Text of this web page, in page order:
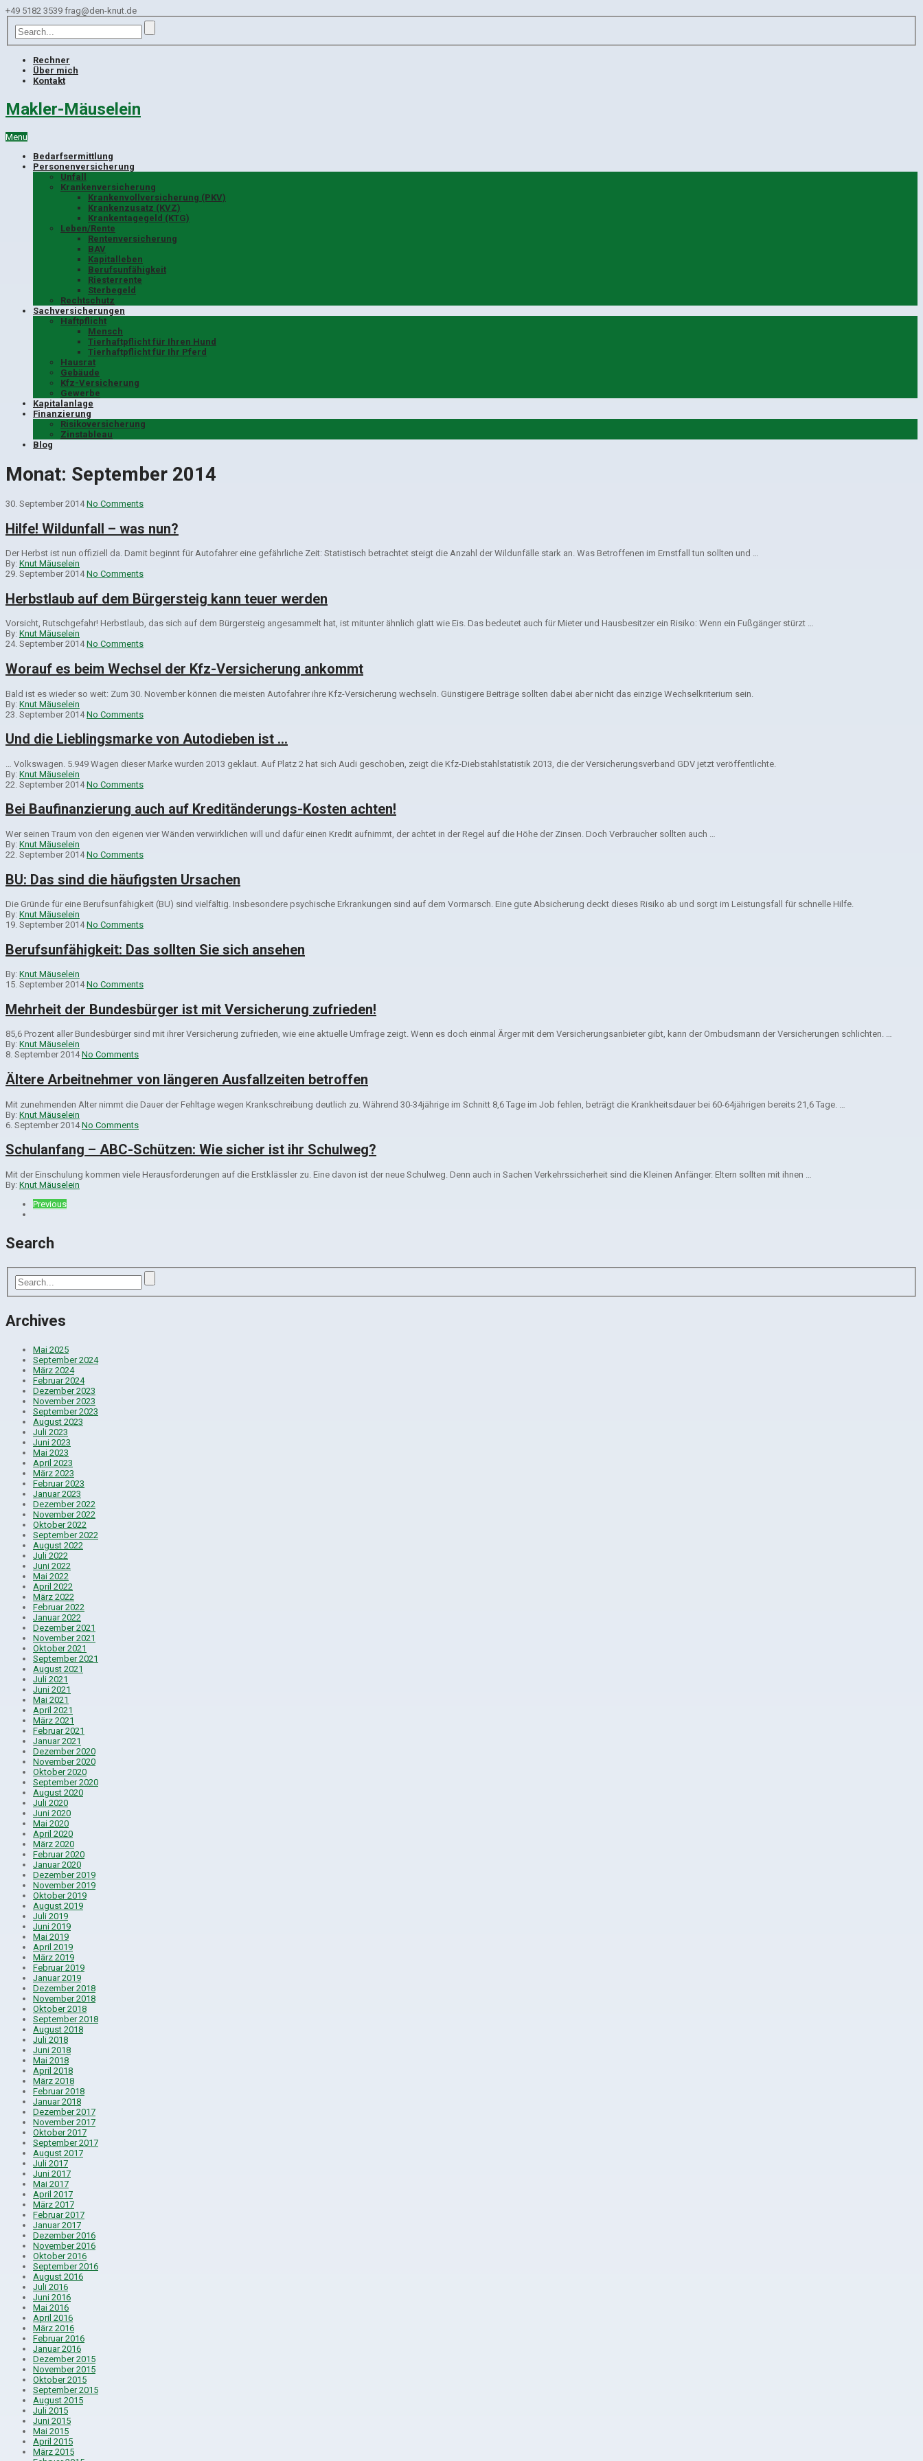
+49 5182 3539 frag@den-knut.de
Rechner
Über mich
Kontakt
Makler-Mäuselein
Menu
Bedarfsermittlung
Personenversicherung
Unfall
Krankenversicherung
Krankenvollversicherung (PKV)
Krankenzusatz (KVZ)
Krankentagegeld (KTG)
Leben/Rente
Rentenversicherung
BAV
Kapitalleben
Berufsunfähigkeit
Riesterrente
Sterbegeld
Rechtschutz
Sachversicherungen
Haftpflicht
Mensch
Tierhaftpflicht für Ihren Hund
Tierhaftpflicht für Ihr Pferd
Hausrat
Gebäude
Kfz-Versicherung
Gewerbe
Kapitalanlage
Finanzierung
Risikoversicherung
Zinstableau
Blog
Monat: September 2014
30. September 2014 No Comments
Hilfe! Wildunfall – was nun?
Der Herbst ist nun offiziell da. Damit beginnt für Autofahrer eine gefährliche Zeit: Statistisch betrachtet steigt die Anzahl der Wildunfälle stark an. Was Betroffenen im Ernstfall tun sollten und …
By: Knut Mäuselein
29. September 2014 No Comments
Herbstlaub auf dem Bürgersteig kann teuer werden
Vorsicht, Rutschgefahr! Herbstlaub, das sich auf dem Bürgersteig angesammelt hat, ist mitunter ähnlich glatt wie Eis. Das bedeutet auch für Mieter und Hausbesitzer ein Risiko: Wenn ein Fußgänger stürzt …
By: Knut Mäuselein
24. September 2014 No Comments
Worauf es beim Wechsel der Kfz-Versicherung ankommt
Bald ist es wieder so weit: Zum 30. November können die meisten Autofahrer ihre Kfz-Versicherung wechseln. Günstigere Beiträge sollten dabei aber nicht das einzige Wechselkriterium sein.
By: Knut Mäuselein
23. September 2014 No Comments
Und die Lieblingsmarke von Autodieben ist …
… Volkswagen. 5.949 Wagen dieser Marke wurden 2013 geklaut. Auf Platz 2 hat sich Audi geschoben, zeigt die Kfz-Diebstahlstatistik 2013, die der Versicherungsverband GDV jetzt veröffentlichte.
By: Knut Mäuselein
22. September 2014 No Comments
Bei Baufinanzierung auch auf Kreditänderungs-Kosten achten!
Wer seinen Traum von den eigenen vier Wänden verwirklichen will und dafür einen Kredit aufnimmt, der achtet in der Regel auf die Höhe der Zinsen. Doch Verbraucher sollten auch …
By: Knut Mäuselein
22. September 2014 No Comments
BU: Das sind die häufigsten Ursachen
Die Gründe für eine Berufsunfähigkeit (BU) sind vielfältig. Insbesondere psychische Erkrankungen sind auf dem Vormarsch. Eine gute Absicherung deckt dieses Risiko ab und sorgt im Leistungsfall für schnelle Hilfe.
By: Knut Mäuselein
19. September 2014 No Comments
Berufsunfähigkeit: Das sollten Sie sich ansehen
By: Knut Mäuselein
15. September 2014 No Comments
Mehrheit der Bundesbürger ist mit Versicherung zufrieden!
85,6 Prozent aller Bundesbürger sind mit ihrer Versicherung zufrieden, wie eine aktuelle Umfrage zeigt. Wenn es doch einmal Ärger mit dem Versicherungsanbieter gibt, kann der Ombudsmann der Versicherungen schlichten. …
By: Knut Mäuselein
8. September 2014 No Comments
Ältere Arbeitnehmer von längeren Ausfallzeiten betroffen
Mit zunehmenden Alter nimmt die Dauer der Fehltage wegen Krankschreibung deutlich zu. Während 30-34jährige im Schnitt 8,6 Tage im Job fehlen, beträgt die Krankheitsdauer bei 60-64jährigen bereits 21,6 Tage. …
By: Knut Mäuselein
6. September 2014 No Comments
Schulanfang – ABC-Schützen: Wie sicher ist ihr Schulweg?
Mit der Einschulung kommen viele Herausforderungen auf die Erstklässler zu. Eine davon ist der neue Schulweg. Denn auch in Sachen Verkehrssicherheit sind die Kleinen Anfänger. Eltern sollten mit ihnen …
By: Knut Mäuselein
Previous
Search
Archives
Mai 2025
September 2024
März 2024
Februar 2024
Dezember 2023
November 2023
September 2023
August 2023
Juli 2023
Juni 2023
Mai 2023
April 2023
März 2023
Februar 2023
Januar 2023
Dezember 2022
November 2022
Oktober 2022
September 2022
August 2022
Juli 2022
Juni 2022
Mai 2022
April 2022
März 2022
Februar 2022
Januar 2022
Dezember 2021
November 2021
Oktober 2021
September 2021
August 2021
Juli 2021
Juni 2021
Mai 2021
April 2021
März 2021
Februar 2021
Januar 2021
Dezember 2020
November 2020
Oktober 2020
September 2020
August 2020
Juli 2020
Juni 2020
Mai 2020
April 2020
März 2020
Februar 2020
Januar 2020
Dezember 2019
November 2019
Oktober 2019
August 2019
Juli 2019
Juni 2019
Mai 2019
April 2019
März 2019
Februar 2019
Januar 2019
Dezember 2018
November 2018
Oktober 2018
September 2018
August 2018
Juli 2018
Juni 2018
Mai 2018
April 2018
März 2018
Februar 2018
Januar 2018
Dezember 2017
November 2017
Oktober 2017
September 2017
August 2017
Juli 2017
Juni 2017
Mai 2017
April 2017
März 2017
Februar 2017
Januar 2017
Dezember 2016
November 2016
Oktober 2016
September 2016
August 2016
Juli 2016
Juni 2016
Mai 2016
April 2016
März 2016
Februar 2016
Januar 2016
Dezember 2015
November 2015
Oktober 2015
September 2015
August 2015
Juli 2015
Juni 2015
Mai 2015
April 2015
März 2015